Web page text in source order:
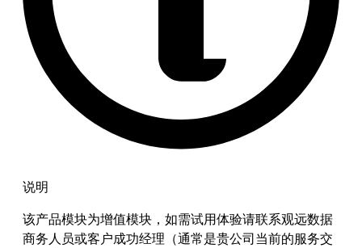
说明
该产品模块为增值模块，如需试用体验请联系观远数据
商务人员或客户成功经理（通常是贵公司当前的服务交